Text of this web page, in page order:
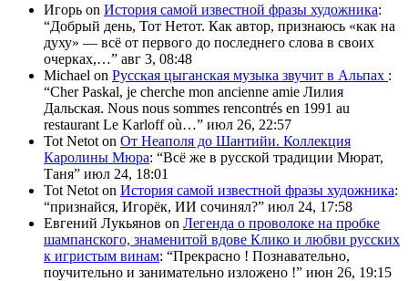
Игорь on История самой известной фразы художника:
“Добрый день, Тот Нетот. Как автор, признаюсь «как на
духу» — всё от первого до последнего слова в своих
очерках,…” авг 3, 08:48
Michael on Русская цыганская музыка звучит в Альпах :
“Cher Paskal, je cherche mon ancienne amie Лилия
Дальская. Nous nous sommes rencontrés en 1991 au
restaurant Le Karloff où…” июл 26, 22:57
Tot Netot on От Неаполя до Шантийи. Коллекция
Каролины Мюра: “Всё же в русской традиции Мюрат,
Таня” июл 24, 18:01
Tot Netot on История самой известной фразы художника:
“признайся, Игорёк, ИИ сочинял?” июл 24, 17:58
Евгений Лукьянов on Легенда о проволоке на пробке
шампанского, знаменитой вдове Клико и любви русских
к игристым винам: “Прекрасно ! Познавательно,
поучительно и занимательно изложено !” июн 26, 19:15